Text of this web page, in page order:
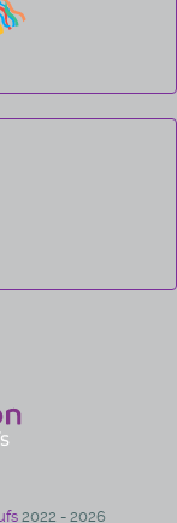
2022 - 2026